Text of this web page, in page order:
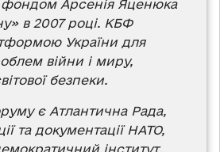
фондом Арсенія Яценюка
в 2007 році. КБФ
України для
війни і миру,
безпеки.
є Атлантична Рада,
та документації НАТО,
інститут,